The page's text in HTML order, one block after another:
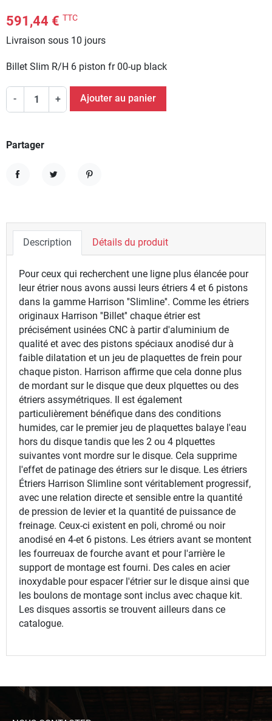
591,44 € TTC
Livraison sous 10 jours
Billet Slim R/H 6 piston fr 00-up black
- + Ajouter au panier
Partager
Description Détails du produit
Pour ceux qui recherchent une ligne plus élancée pour
leur étrier nous avons aussi leurs étriers 4 et 6 pistons
dans la gamme Harrison ''Slimline''. Comme les étriers
originaux Harrison ''Billet'' chaque étrier est
précisément usinées CNC à partir d'aluminium de
qualité et avec des pistons spéciaux anodisé dur à
faible dilatation et un jeu de plaquettes de frein pour
chaque piston. Harrison affirme que cela donne plus
de mordant sur le disque que deux plquettes ou des
étriers assymétriques. Il est également
particulièrement bénéfique dans des conditions
humides, car le premier jeu de plaquettes balaye l'eau
hors du disque tandis que les 2 ou 4 plquettes
suivantes vont mordre sur le disque. Cela supprime
l'effet de patinage des étriers sur le disque. Les étriers
Étriers Harrison Slimline sont véritablement progressif,
avec une relation directe et sensible entre la quantité
de pression de levier et la quantité de puissance de
freinage. Ceux-ci existent en poli, chromé ou noir
anodisé en 4-et 6 pistons. Les étriers avant se montent
les fourreuax de fourche avant et pour l'arrière le
support de montage est fourni. Des cales en acier
inoxydable pour espacer l'étrier sur le disque ainsi que
les boulons de montage sont inclus avec chaque kit.
Les disques assortis se trouvent ailleurs dans ce
catalogue.